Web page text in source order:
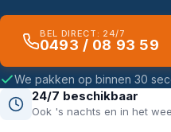
BEL DIRECT: 24/7
0493 / 08 93 59
We pakken op binnen 30
24/7 beschikbaar
Ook 's nachts en in het